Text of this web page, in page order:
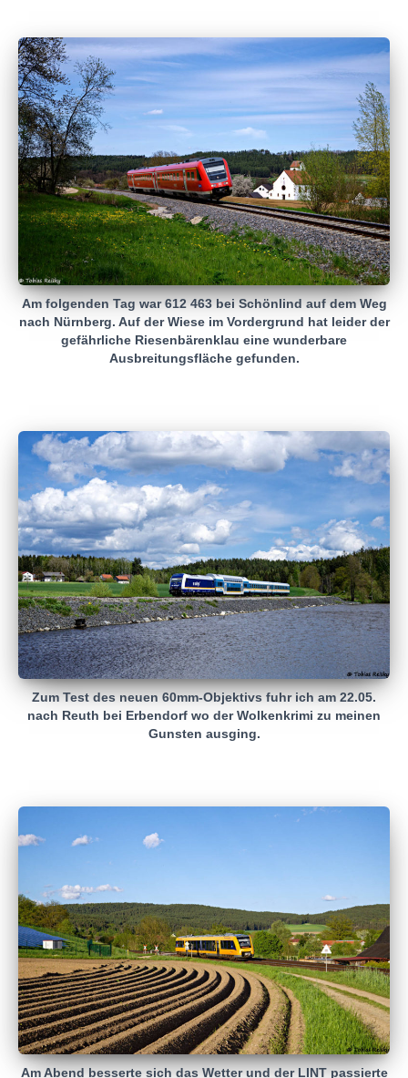
Am folgenden Tag war 612 463 bei Schönlind auf dem Weg
nach Nürnberg. Auf der Wiese im Vordergrund hat leider der
gefährliche Riesenbärenklau eine wunderbare
Ausbreitungsfläche gefunden.
Zum Test des neuen 60mm-Objektivs fuhr ich am 22.05.
nach Reuth bei Erbendorf wo der Wolkenkrimi zu meinen
Gunsten ausging.
Am Abend besserte sich das Wetter und der LINT passierte